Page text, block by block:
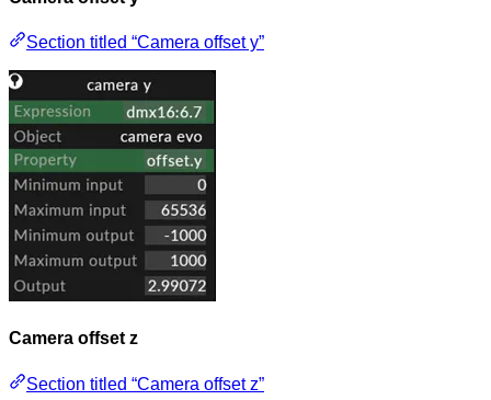
Section titled “Camera offset y”
Camera offset z
Section titled “Camera offset z”